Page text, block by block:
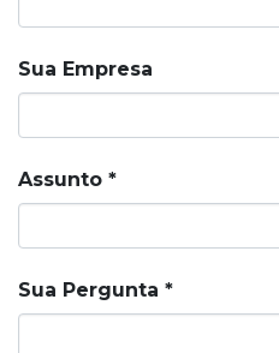
Sua Empresa
Assunto
Sua Pergunta